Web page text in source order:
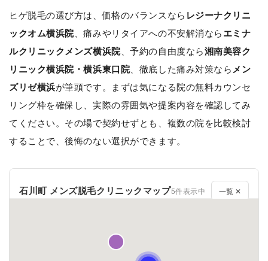
ヒゲ脱毛の選び方は、価格のバランスなら レジーナクリニ
ックオム横浜院、痛みやリタイアへの不安解消なら エミナ
ルクリニックメンズ横浜院、予約の自由度なら湘南美容ク
リニック横浜院・横浜東口院、徹底した痛み対策なら メン
ズリゼ横浜が筆頭です。まずは気になる院の無料カウンセ
リング枠を確保し、実際の雰囲気や提案内容を確認してみ
てください。その場で契約せずとも、複数の院を比較検討
することで、後悔のない選択ができます。
石川町 メンズ脱毛クリニックマップ5件表示中 一覧 ✕